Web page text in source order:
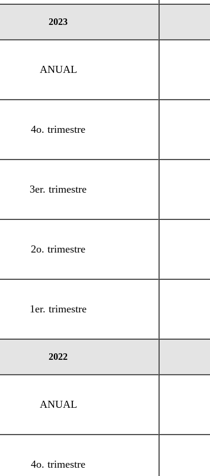
2023
ANUAL
4o. trimestre
3er. trimestre
2o. trimestre
1er. trimestre
2022
ANUAL
4o. trimestre